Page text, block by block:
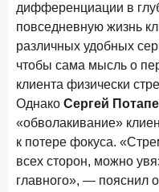
дифференциации в
повседневную жизнь
различных удобных
чтобы сама мысль о
клиента физически
Однако Сергей
«обволакивание»
к потере фокуса.
всех сторон, можно
главного», — пояснил